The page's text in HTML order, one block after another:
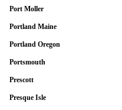
Port Moller
Portland Maine
Portland Oregon
Portsmouth
Prescott
Presque Isle